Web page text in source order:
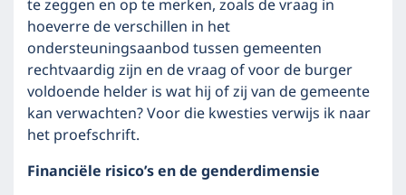
te zeggen en op te merken, zoals de vraag in
hoeverre de verschillen in het
ondersteuningsaanbod tussen gemeenten
rechtvaardig zijn en de vraag of voor de burger
voldoende helder is wat hij of zij van de gemeente
kan verwachten? Voor die kwesties verwijs ik naar
het proefschrift.
Financiële risico’s en de genderdimensie